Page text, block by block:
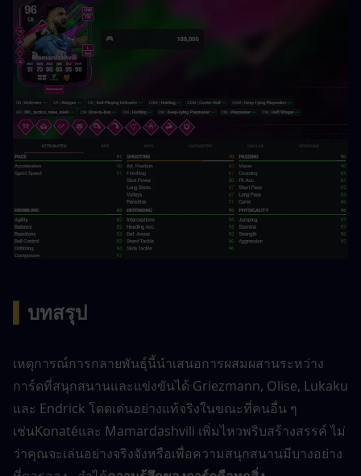
บทสรุป
เหตุการณ์การกลายพันธุ์นี้นำเสนอการผสมผสานระหว่าง
การ์ดที่สนุกสนานและแข่งขันได้ Griezmann, Olise, Lukaku
และ Endrick โดดเด่นอย่างแท้จริงในขณะที่คนอื่น ๆ
เช่นKonatéและ Mamardashvili เพิ่มไหวพริบสร้างสรรค์ ไม่
ว่าคุณจะเล่นอย่างจริงจังหรือเพื่อความสนุกสนานมีบางอย่าง